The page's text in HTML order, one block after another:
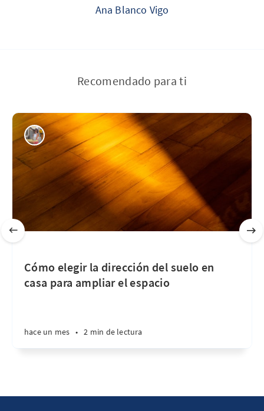
Ana Blanco Vigo
Recomendado para ti
Cómo elegir la dirección del suelo en
casa para ampliar el espacio
hace un mes • 2 min de lectura